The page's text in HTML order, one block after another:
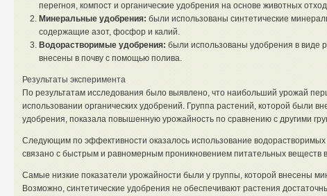
перегноя, компост и органические удобрения на основе животных
Минеральные удобрения: были использованы синтетические
содержащие азот, фосфор и калий.
Водорастворимые удобрения: были использованы удобрения в виде
внесены в почву с помощью полива.
Результаты эксперимента
По результатам исследования было выявлено, что наибольший урожай
использовании органических удобрений. Группа растений, которой были
удобрения, показала повышенную урожайность по сравнению с другими
Следующим по эффективности оказалось использование
связано с быстрым и равномерным проникновением питательных веществ
Самые низкие показатели урожайности были у группы, которой внесены
Возможно, синтетические удобрения не обеспечивают растения